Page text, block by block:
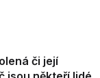
či její